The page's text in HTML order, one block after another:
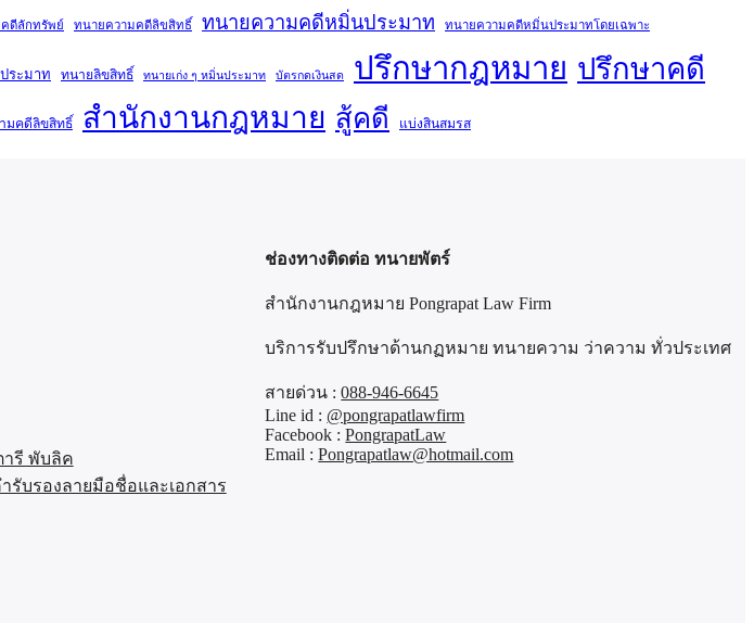
ดีลักทรัพย์ ทนายความคดีลิขสิทธิ์ ทนายความคดีหมิ่นประมาท ทนายความคดีหมิ่นประมาทโดยเฉพาะ
ระมาท ทนายลิขสิทธิ์ ทนายเก่ง ๆ หมิ่นประมาท บัตรกดเงินสด ปรึกษากฎหมาย ปรึกษาคดี
มคดีลิขสิทธิ์ สำนักงานกฎหมาย สู้คดี แบ่งสินสมรส
ารี พับลิค
รับรองลายมือชื่อและเอกสาร
ช่องทางติดต่อ ทนายพัตร์
สำนักงานกฎหมาย Pongrapat Law Firm
บริการรับปรึกษาด้านกฏหมาย ทนายความ ว่าความ ทั่วประเทศ
สายด่วน :088-946-6645
Line id : @pongrapatlawfirm
Facebook :PongrapatLaw
Email :Pongrapatlaw@hotmail.com